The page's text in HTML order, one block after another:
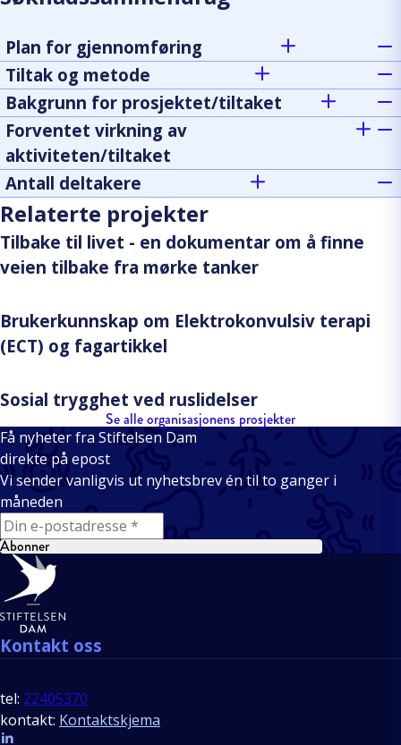
Plan for gjennomføring
Tiltak og metode
Bakgrunn for prosjektet/tiltaket
Forventet virkning av
aktiviteten/tiltaket
Antall deltakere
Relaterte projekter
Tilbake til livet - en dokumentar om å finne
veien tilbake fra mørke tanker
Brukerkunnskap om Elektrokonvulsiv terapi
(ECT) og fagartikkel
Sosial trygghet ved ruslidelser
Se alle organisasjonens prosjekter
Få nyheter fra Stiftelsen Dam
direkte på epost
Vi sender vanligvis ut nyhetsbrev én til to ganger i
måneden
E-mail
Abonner
Bunntekst
Kontakt oss
tel: 22405370
kontakt: Kontaktskjema